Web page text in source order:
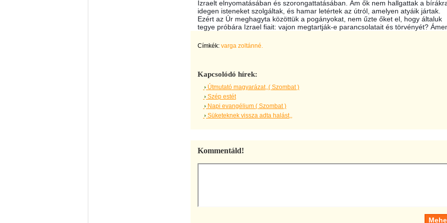
Izraelt elnyomatásában és szorongattatásában. Ám ők nem hallgattak a
idegen isteneket szolgáltak, és hamar letértek az útról, amelyen atyáik jártak.
Ezért az Úr meghagyta közöttük a pogányokat, nem űzte őket el, hogy általuk
tegye próbára Izrael fiait: vajon megtartják-e parancsolatait és törvényét?
Címkék: varga zoltánné.
Kapcsolódó hírek:
Útmutató magyarázat,,( Szombat )
Szép estét
Napi evangélium ( Szombat )
Süketeknek vissza adta halást,,
Kommentáld!